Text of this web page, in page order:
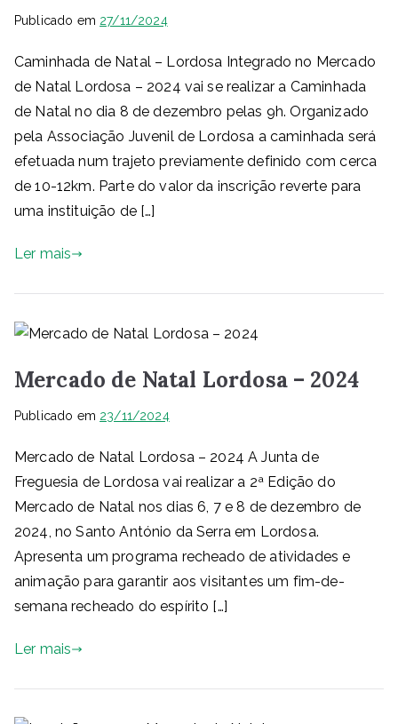
Publicado em 27/11/2024
Caminhada de Natal – Lordosa Integrado no Mercado
de Natal Lordosa – 2024 vai se realizar a Caminhada
de Natal no dia 8 de dezembro pelas 9h. Organizado
pela Associação Juvenil de Lordosa a caminhada será
efetuada num trajeto previamente definido com cerca
de 10-12km. Parte do valor da inscrição reverte para
uma instituição de […]
Ler mais
Mercado de Natal Lordosa – 2024
Publicado em 23/11/2024
Mercado de Natal Lordosa – 2024 A Junta de
Freguesia de Lordosa vai realizar a 2ª Edição do
Mercado de Natal nos dias 6, 7 e 8 de dezembro de
2024, no Santo António da Serra em Lordosa.
Apresenta um programa recheado de atividades e
animação para garantir aos visitantes um fim-de-
semana recheado do espírito […]
Ler mais